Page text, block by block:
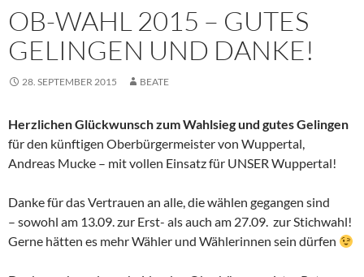
OB-WAHL 2015 – GUTES
GELINGEN UND DANKE!
28. SEPTEMBER 2015 BEATE
Herzlichen Glückwunsch zum Wahlsieg und gutes Gelingen
für den künftigen Oberbürgermeister von Wuppertal,
Andreas Mucke – mit vollen Einsatz für UNSER Wuppertal!
Danke für das Vertrauen an alle, die wählen gegangen sind
– sowohl am 13.09. zur Erst- als auch am 27.09. zur Stichwahl!
Gerne hätten es mehr Wähler und Wählerinnen sein dürfen